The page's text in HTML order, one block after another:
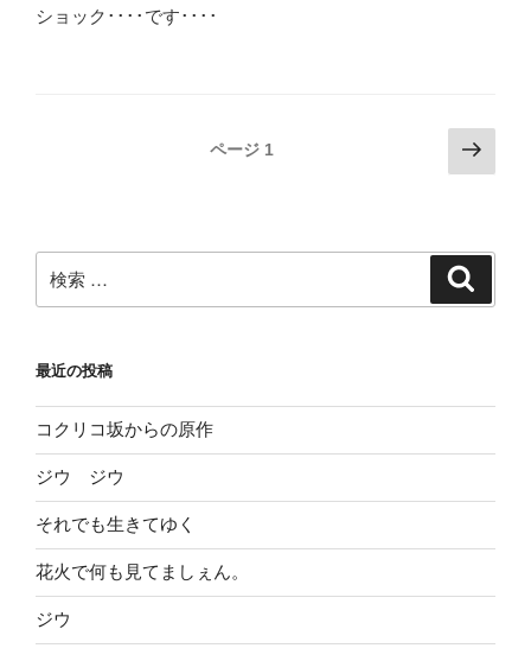
ショック････です････
ゲ
ー
ョ
ン
ページ 1
次
の
ジ
索:
最近の投稿
コクリコ坂からの原作
ジウ ジウ
それでも生きてゆく
花火で何も見てましぇん。
ジウ